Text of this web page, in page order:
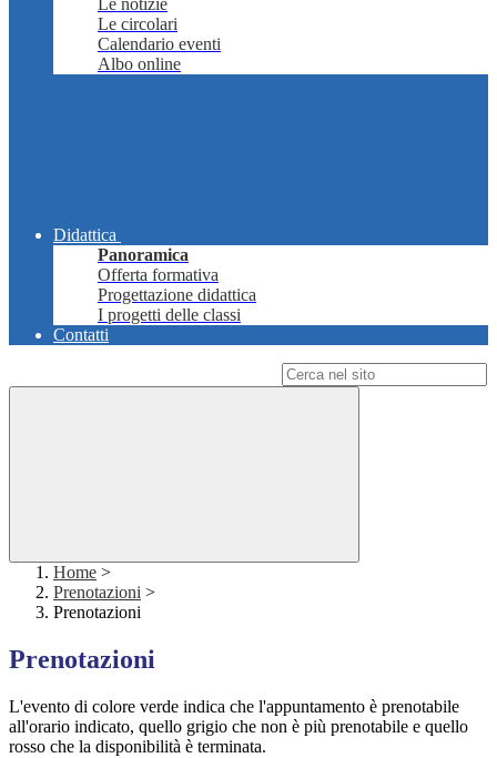
Le notizie
Le circolari
Calendario eventi
Albo online
Didattica
Panoramica
Offerta formativa
Progettazione didattica
I progetti delle classi
Contatti
Home >
Prenotazioni >
Prenotazioni
Prenotazioni
L'evento di colore verde indica che l'appuntamento è prenotabile
all'orario indicato, quello grigio che non è più prenotabile e quello
rosso che la disponibilità è terminata.